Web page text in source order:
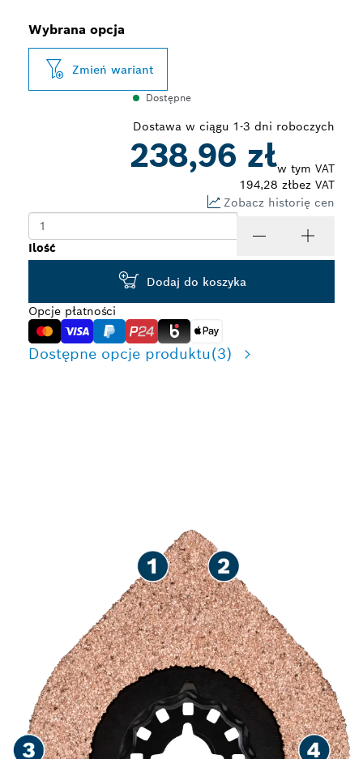
Wybrana opcja
Zmień wariant
Dostępne
Dostawa w ciągu 1-3 dni roboczych
238,96 złw tym VAT
194,28 złbez VAT
Zobacz historię cen
Ilość
Dodaj do koszyka
Opcje płatności
Dostępne opcje produktu(3)